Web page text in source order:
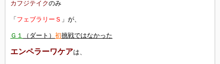
カフジテイクのみ
「 フェブラリーＳ 」が、
Ｇ１ （ダート） 初挑戦ではなかった
エンペラーワケアは、